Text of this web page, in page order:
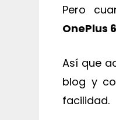
Pero
OnePlus
Así que
blog y
facilidad.